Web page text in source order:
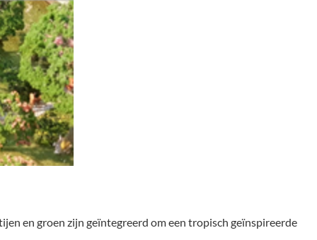
en groen zijn geïntegreerd om een tropisch geïnspireerde